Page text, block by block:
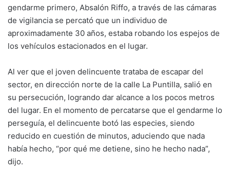
gendarme primero, Absalón Riffo, a través de las cámaras
de vigilancia se percató que un individuo de
aproximadamente 30 años, estaba robando los espejos de
los vehículos estacionados en el lugar.
Al ver que el joven delincuente trataba de escapar del
sector, en dirección norte de la calle La Puntilla, salió en
su persecución, logrando dar alcance a los pocos metros
del lugar. En el momento de percatarse que el gendarme lo
perseguía, el delincuente botó las especies, siendo
reducido en cuestión de minutos, aduciendo que nada
había hecho, “por qué me detiene, sino he hecho nada”,
dijo.